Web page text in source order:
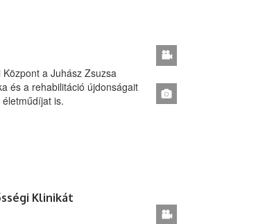
a Juhász Zsuzsa
és a rehabilitáció újdonságait
is.
Klinikát